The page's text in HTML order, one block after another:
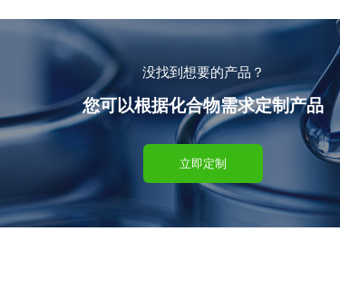
没找到想要的产品？
您可以根据化合物需求定制产品
立即定制